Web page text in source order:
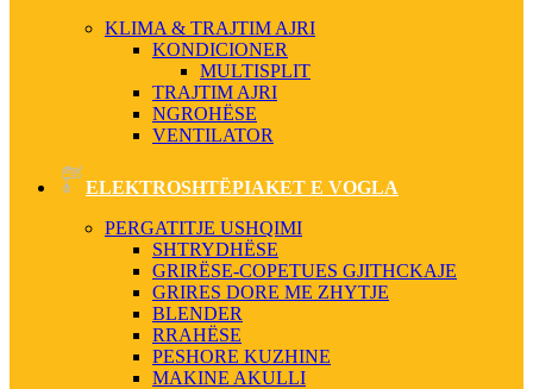
KLIMA & TRAJTIM AJRI
KONDICIONER
MULTISPLIT
TRAJTIM AJRI
NGROHËSE
VENTILATOR
ELEKTROSHTËPIAKET E VOGLA
PERGATITJE USHQIMI
SHTRYDHËSE
GRIRËSE-COPETUES GJITHCKAJE
GRIRES DORE ME ZHYTJE
BLENDER
RRAHËSE
PESHORE KUZHINE
MAKINE AKULLI